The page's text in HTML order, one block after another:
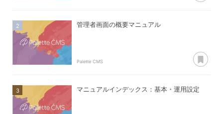
管理者画面の概要マニュアル
Palette CMS
マニュアルインデックス：基本・運用設定